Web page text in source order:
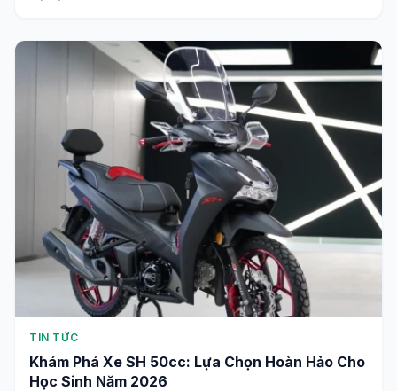
TIN TỨC
Khám Phá Xe SH 50cc: Lựa Chọn Hoàn Hảo Cho
Học Sinh Năm 2026